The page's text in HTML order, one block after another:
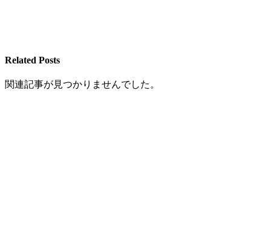
Related Posts
関連記事が見つかりませんでした。